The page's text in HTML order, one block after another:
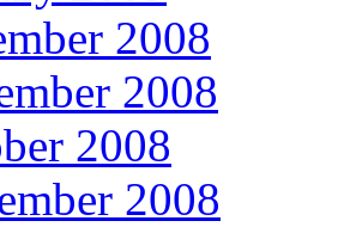
2008
2008
2008
2008